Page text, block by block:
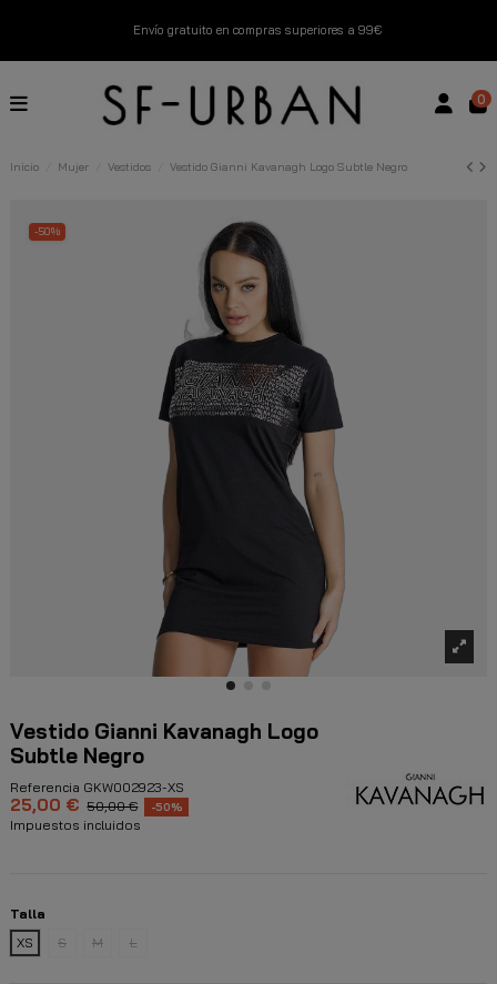
Envío gratuito en compras superiores a 99€
Nuevos productos disponibles esta semana
0
Inicio Mujer Vestidos Vestido Gianni Kavanagh Logo Subtle Negro
-50%
Vestido Gianni Kavanagh Logo
Subtle Negro
Referencia GKW002923-XS
25,00 € 50,00 € -50%
Impuestos incluidos
Talla
XS
S M L